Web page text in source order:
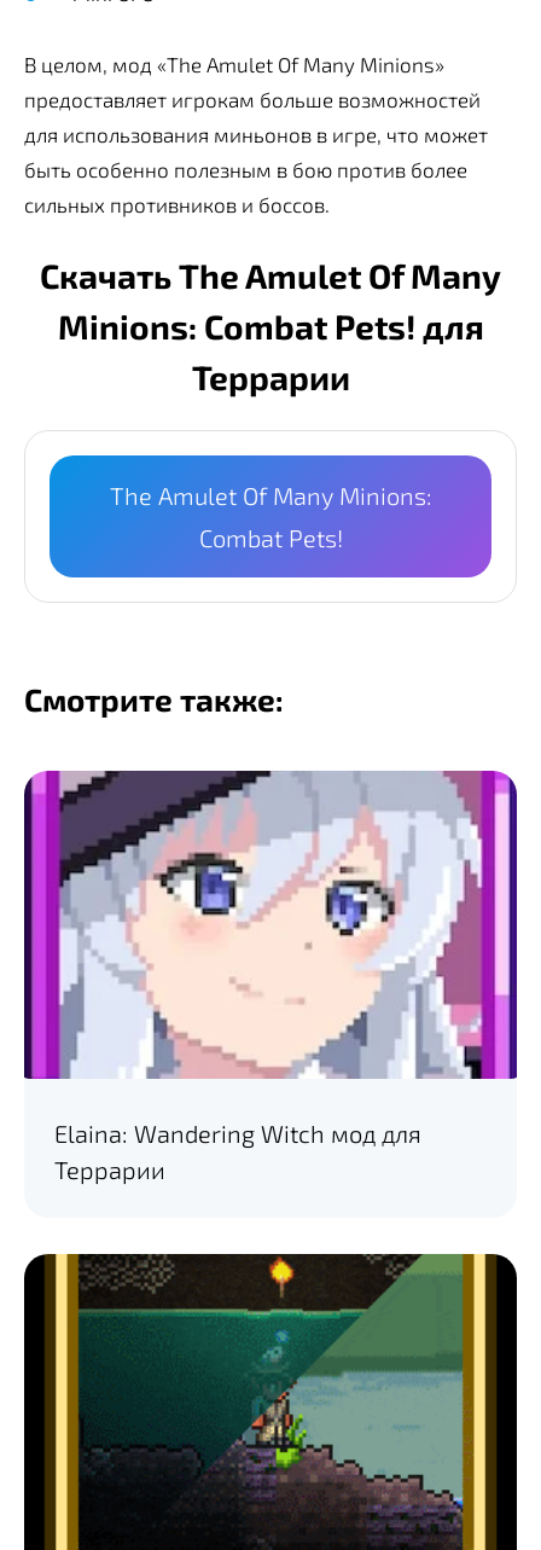
В целом, мод «The Amulet Of Many Minions»
предоставляет игрокам больше возможностей
для использования миньонов в игре, что может
быть особенно полезным в бою против более
сильных противников и боссов.
Скачать The Amulet Of Many
Minions: Combat Pets! для
Террарии
The Amulet Of Many Minions:
Combat Pets!
Смотрите также:
Elaina: Wandering Witch мод для
Террарии